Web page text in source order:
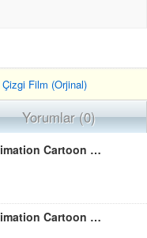
Çizgi Film (Orjinal)
Yorumlar (0)
Latest Malayalam Animation Cartoon For Children 2017 | Malayalam Kids Animation Movies | Full HD
Latest Malayalam Animation Cartoon For Children 2017 | Malayalam Kids Animation Movies | Full HD